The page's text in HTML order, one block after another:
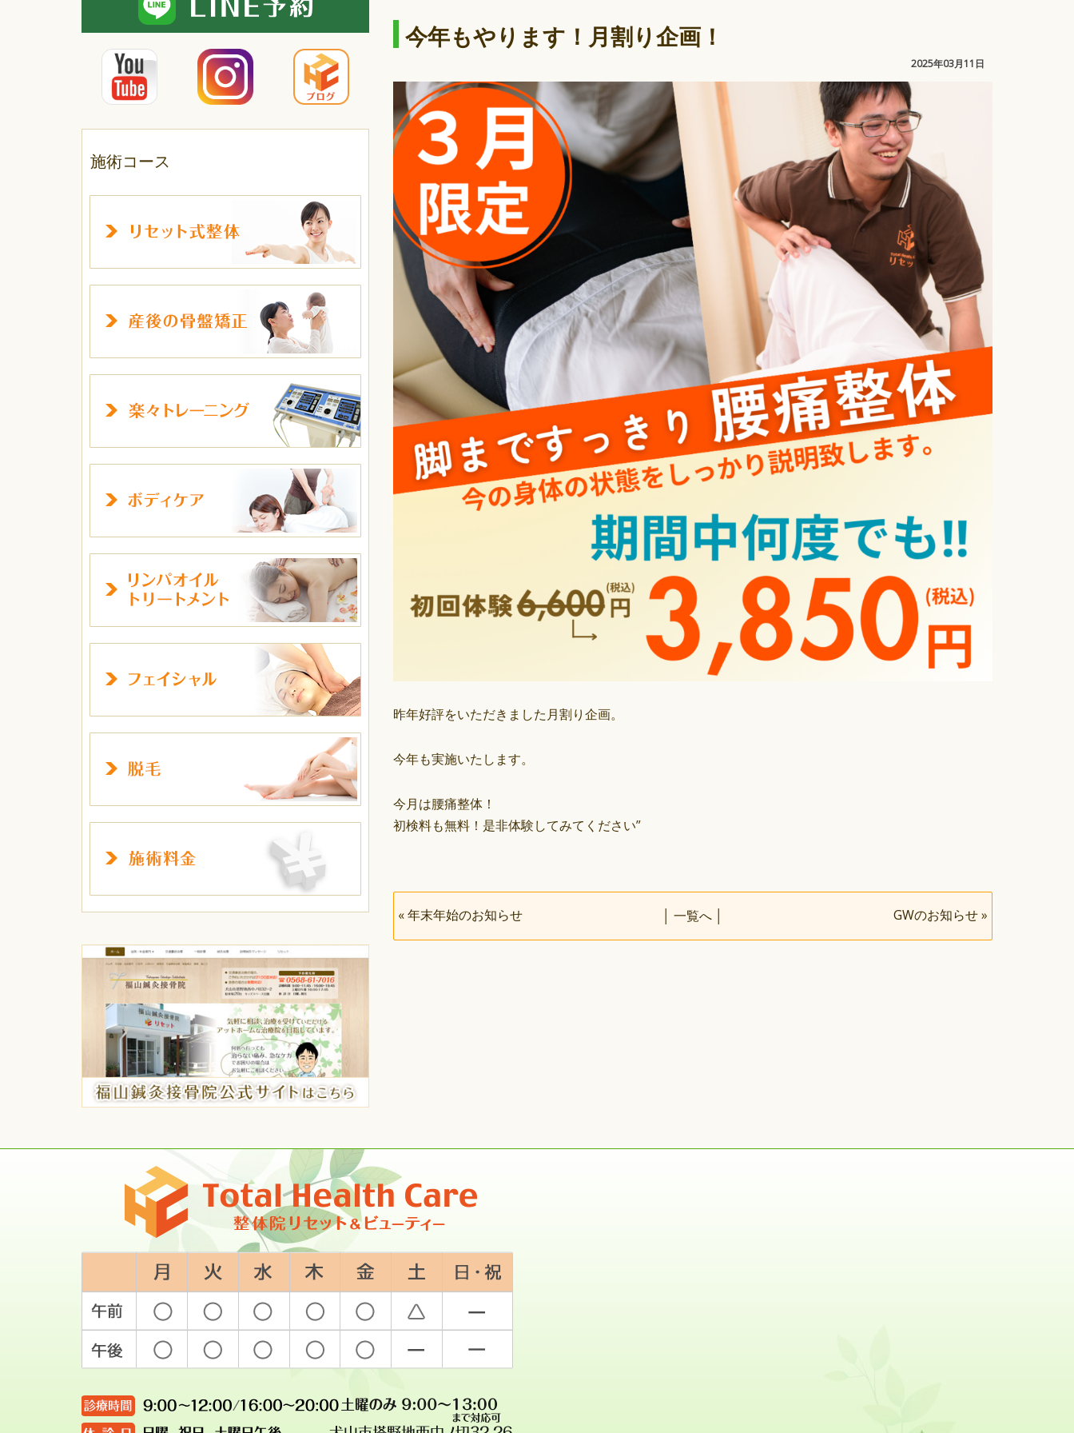
今年もやります！月割り企画！
2025年03月11日
昨年好評をいただきました月割り企画。
今年も実施いたします。
今月は腰痛整体！
初検料も無料！是非体験してみてください”
«年末年始のお知らせ 一覧へ│ GWのお知らせ»
施術コース